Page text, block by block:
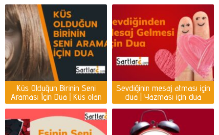
Küs Olduğun Birinin Seni
Araması İçin Dua | Küs olan
kişiyi ayağına getirmek için
dua
Sevdiğinin mesaj atması için
dua | Yazması için dua